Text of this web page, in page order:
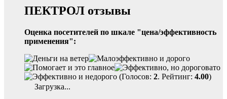
ПЕКТРОЛ отзывы
Оценка посетителей по шкале "цена/эффективность
применения":
(Голосов: 2. Рейтинг: 4.00)
Загрузка...